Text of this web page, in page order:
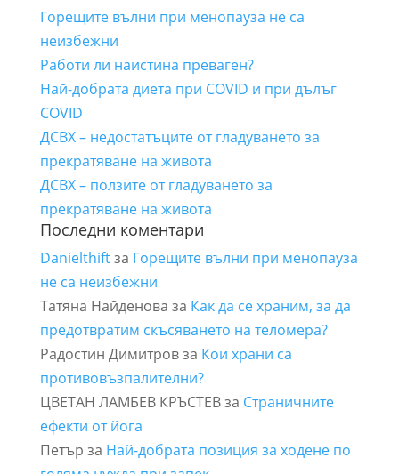
Горещите вълни при менопауза не са
неизбежни
Работи ли наистина преваген?
Най-добрата диета при COVID и при дълъг
COVID
ДСВХ – недостатъците от гладуването за
прекратяване на живота
ДСВХ – ползите от гладуването за
прекратяване на живота
Последни коментари
Danielthiftза Горещите вълни при менопауза
не са неизбежни
Татяна Найденова за Как да се храним, за да
предотвратим скъсяването на теломера?
Радостин Димитровза Кои храни са
противовъзпалителни?
ЦВЕТАН ЛАМБЕВ КРЪСТЕВза Страничните
ефекти от йога
Петър за Най-добрата позиция за ходене по